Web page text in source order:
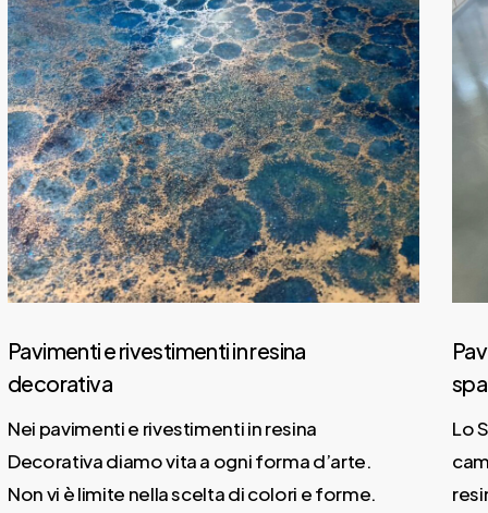
e rivestimenti in resina
pavimenti e rivestimenti in resina
diamo vita a ogni forma d’arte.
vi è limite nella scelta di colori e forme.
Lo